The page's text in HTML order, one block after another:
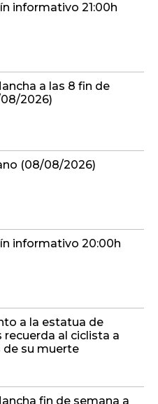
informativo 21:00h
a las 8 fin de
2026)
(08/08/2026)
informativo 20:00h
a la estatua de
al ciclista a
de su muerte
fin de semana a